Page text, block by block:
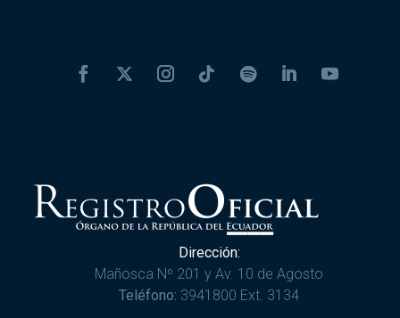
Dirección:
Mañosca Nº 201 y Av. 10 de Agosto
Teléfono: 3941800 Ext. 3134